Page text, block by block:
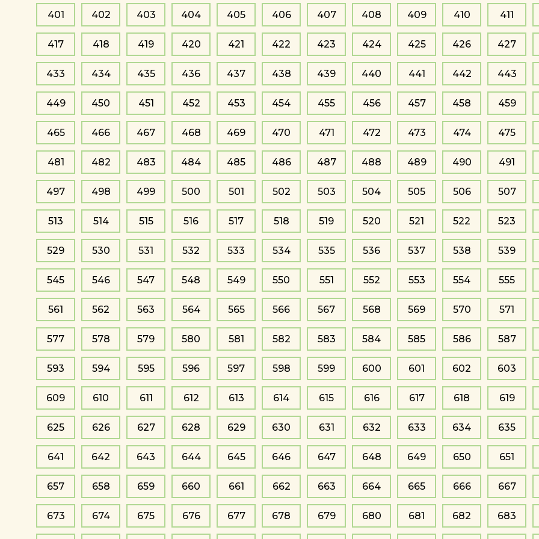
401 402 403 404 405 406 407 408 409 410 411
417 418 419 420 421 422 423 424 425 426 427
433 434 435 436 437 438 439 440 441 442 443
449 450 451 452 453 454 455 456 457 458 459
465 466 467 468 469 470 471 472 473 474 475
481 482 483 484 485 486 487 488 489 490 491
497 498 499 500 501 502 503 504 505 506 507
513 514 515 516 517 518 519 520 521 522 523
529 530 531 532 533 534 535 536 537 538 539
545 546 547 548 549 550 551 552 553 554 555
561 562 563 564 565 566 567 568 569 570 571
577 578 579 580 581 582 583 584 585 586 587
593 594 595 596 597 598 599 600 601 602 603
609 610 611 612 613 614 615 616 617 618 619
625 626 627 628 629 630 631 632 633 634 635
641 642 643 644 645 646 647 648 649 650 651
657 658 659 660 661 662 663 664 665 666 667
673 674 675 676 677 678 679 680 681 682 683